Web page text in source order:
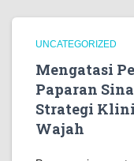
UNCATEGORIZED
Mengatasi
Paparan
Strategi
Wajah